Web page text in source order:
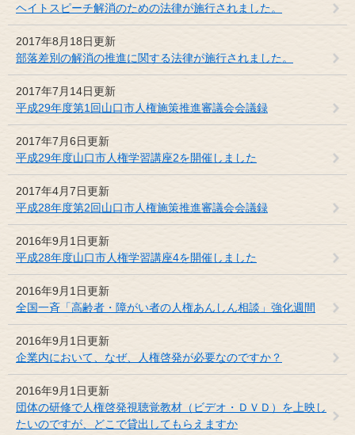
ヘイトスピーチ解消のための法律が施行されました。
2017年8月18日更新
部落差別の解消の推進に関する法律が施行されました。
2017年7月14日更新
平成29年度第1回山口市人権施策推進審議会会議録
2017年7月6日更新
平成29年度山口市人権学習講座2を開催しました
2017年4月7日更新
平成28年度第2回山口市人権施策推進審議会会議録
2016年9月1日更新
平成28年度山口市人権学習講座4を開催しました
2016年9月1日更新
全国一斉「高齢者・障がい者の人権あんしん相談」強化週間
2016年9月1日更新
企業内において、なぜ、人権啓発が必要なのですか？
2016年9月1日更新
団体の研修で人権啓発視聴覚教材（ビデオ・ＤＶＤ）を上映し
たいのですが、どこで貸出してもらえますか